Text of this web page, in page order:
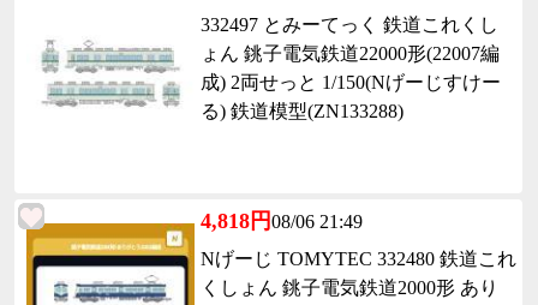
332497 とみーてっく 鉄道これくし
ょん 銚子電気鉄道22000形(22007編
成) 2両せっと 1/150(Nげーじすけー
る) 鉄道模型(ZN133288)
4,818円08/06 21:49
Nげーじ TOMYTEC 332480 鉄道これ
くしょん 銚子電気鉄道2000形 あり